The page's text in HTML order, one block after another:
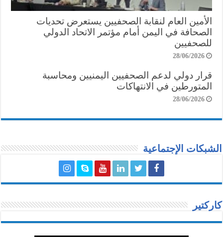
الأمين العام لنقابة الصحفيين يستعرض تحديات
الصحافة في اليمن أمام مؤتمر الاتحاد الدولي
للصحفيين
28/06/2026
قرار دولي لدعم الصحفيين اليمنيين ومحاسبة
المتورطين في الانتهاكات
28/06/2026
الشبكات الإجتماعية
كاركتير